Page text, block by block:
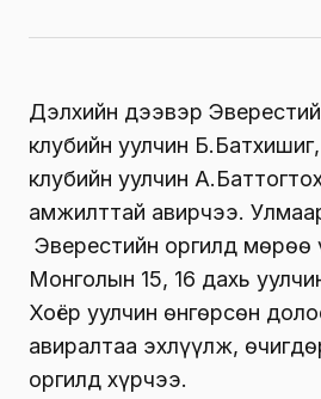
Дэлхийн дээвэр
клубийн уулчин
клубийн уулчин
амжилттай авирчээ.
Эверестийн оргилд мөрөө
Монголын 15, 16 дахь
Хоёр уулчин өнгөрсөн
авиралтаа эхлүүлж,
оргилд хүрчээ.